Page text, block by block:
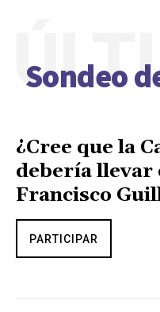
Sondeo
¿Cree que la
debería llevar
Francisco
PARTICIPAR